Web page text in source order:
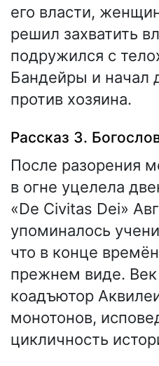
его власти,
решил захватить
подружился с
Бандейры и начал
против хозяина.
Рассказ 3.
После разорения
в огне уцелела
«De Civitas Dei»
упоминалось
что в конце
прежнем виде. Век
коадъютор
монотонов,
цикличность